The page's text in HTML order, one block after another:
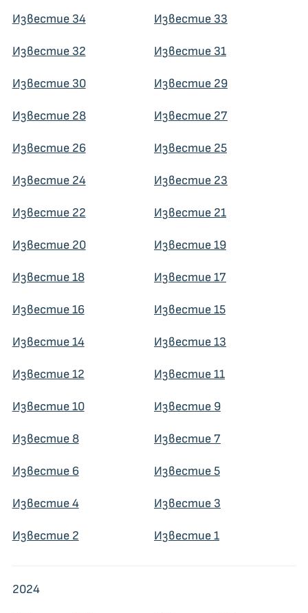
Известие 34 Известие 33
Известие 32 Известие 31
Известие 30 Известие 29
Известие 28 Известие 27
Известие 26 Известие 25
Известие 24 Известие 23
Известие 22 Известие 21
Известие 20 Известие 19
Известие 18 Известие 17
Известие 16 Известие 15
Известие 14 Известие 13
Известие 12 Известие 11
Известие 10 Известие 9
Известие 8 Известие 7
Известие 6 Известие 5
Известие 4 Известие 3
Известие 2 Известие 1
2024